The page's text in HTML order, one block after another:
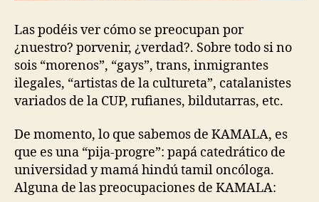
Las podéis ver cómo se preocupan por
¿nuestro? porvenir, ¿verdad?. Sobre todo si no
sois “morenos”, “gays”, trans, inmigrantes
ilegales, “artistas de la cultureta”, catalanistes
variados de la CUP, rufianes, bildutarras, etc.
De momento, lo que sabemos de KAMALA, es
que es una “pija-progre”: papá catedrático de
universidad y mamá hindú tamil oncóloga.
Alguna de las preocupaciones de KAMALA: